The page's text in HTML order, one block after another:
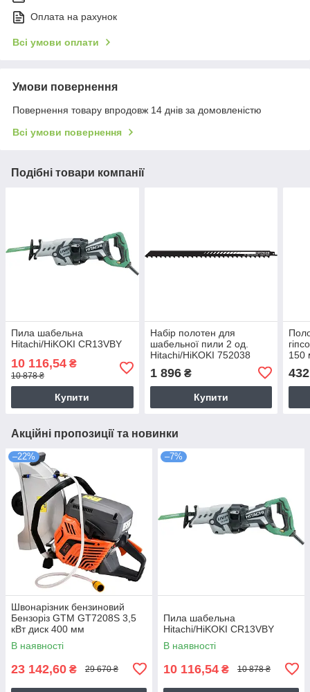
Оплата на рахунок
Всі умови оплати
Умови повернення
Повернення товару впродовж 14 днів за домовленістю
Всі умови повернення
Подібні товари компанії
Пила шабельна
Hitachi/HiKOKI CR13VBY
10 116,54 ₴
10 878 ₴
Купити
Набір полотен для
шабельної пили 2 од.
Hitachi/HiKOKI 752038
черепиця гіпсокартон
1 896₴
Купити
150
432
Акційні пропозиції та новинки
–22%
Швонарізник бензиновий
Бензоріз GTM GT7208S 3,5
кВт диск 400 мм
В наявності
23 142,60 ₴ 29 670 ₴
–7%
Пила шабельна
Hitachi/HiKOKI CR13VBY
В наявності
10 116,54 ₴ 10 878 ₴